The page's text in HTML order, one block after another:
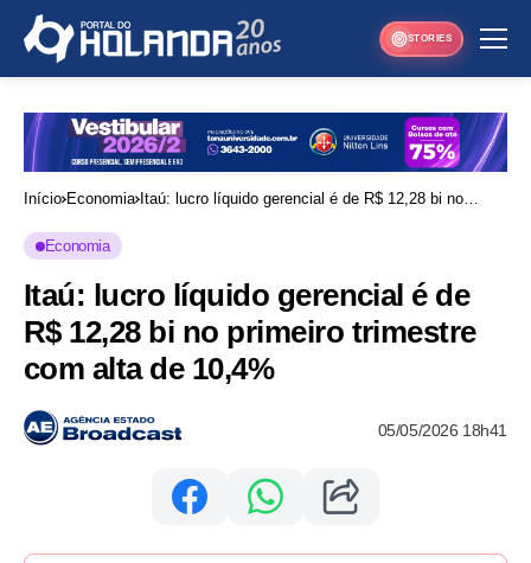
STORIES
Início Economia Itaú: lucro líquido gerencial é de R$ 12,28 bi no
Economia
Itaú: lucro líquido gerencial é de
R$ 12,28 bi no primeiro trimestre
com alta de 10,4%
05/05/2026 18h41